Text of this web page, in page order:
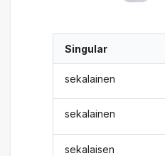
Singular
sekalainen
sekalainen
sekalaisen